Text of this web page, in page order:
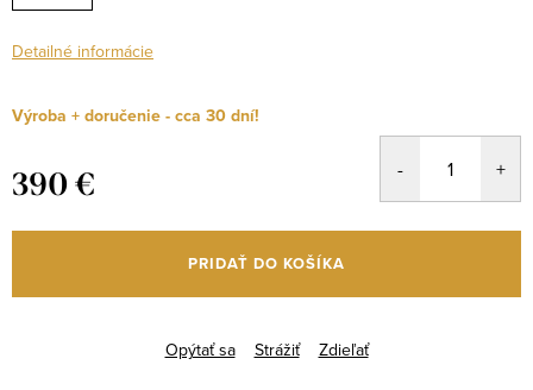
Detailné informácie
Výroba + doručenie - cca 30 dní!
390 €
cena:
PRIDAŤ DO KOŠÍKA
Opýtať sa Strážiť Zdieľať